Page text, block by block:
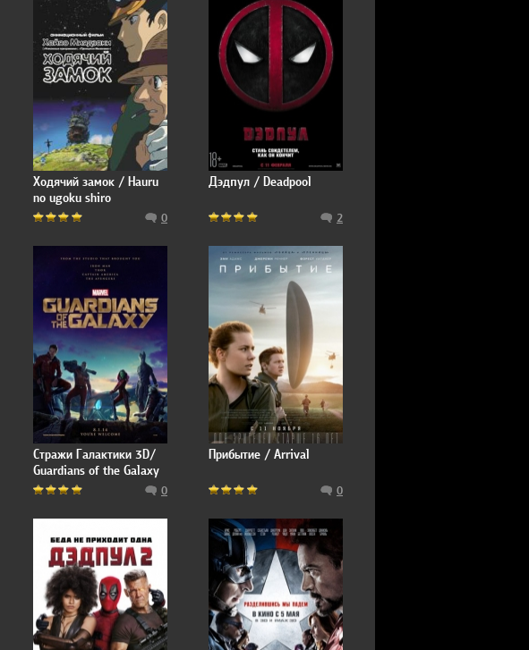
Ходячий замок / Hauru
no ugoku shiro
0
Дэдпул / Deadpool
2
Стражи Галактики 3D/
Guardians of the Galaxy
0
Прибытие / Arrival
0